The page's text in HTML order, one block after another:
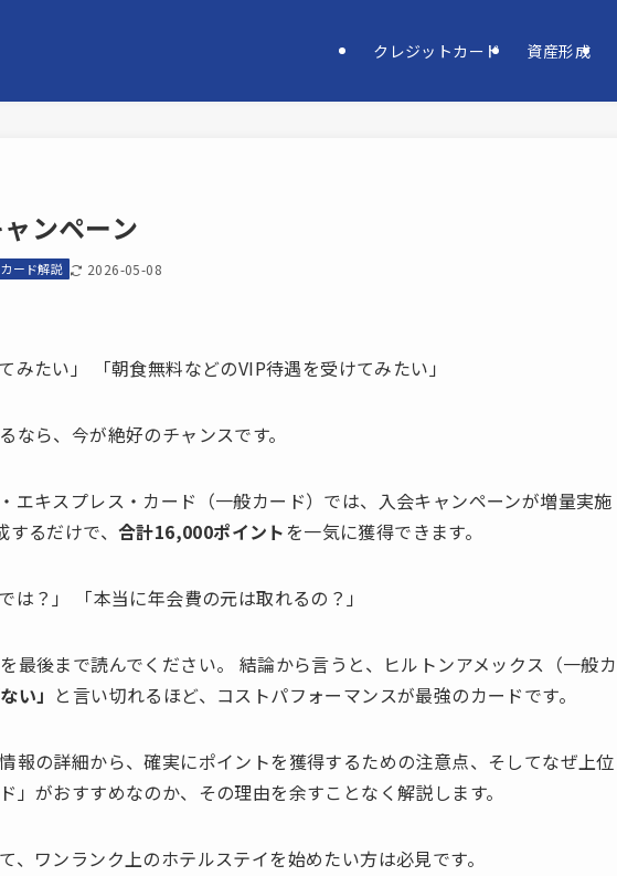
クレジットカード 資産形成
ンペーン
カード解説 2026-05-08
みたい」 「朝食無料などのVIP待遇を受けてみたい」
なら、今が絶好のチャンスです。
エキスプレス・カード（一般カード）では、入会キャンペーンが増量実施
るだけで、 合計16,000ポイントを一気に獲得できます。
は？」 「本当に年会費の元は取れるの？」
最後まで読んでください。 結論から言うと、ヒルトンアメックス（一般カ
い」 と言い切れるほど、コストパフォーマンスが最強のカードです。
報の詳細から、確実にポイントを獲得するための注意点、そしてなぜ上位
」がおすすめなのか、その理由を余すことなく解説します。
、ワンランク上のホテルステイを始めたい方は必見です。